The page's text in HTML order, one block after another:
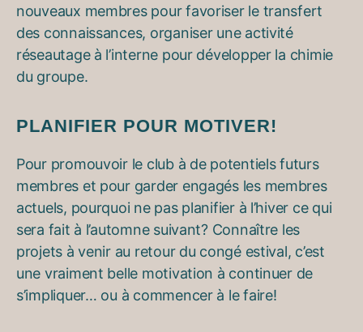
nouveaux membres pour favoriser le transfert
des connaissances, organiser une activité
réseautage à l’interne pour développer la chimie
du groupe.
PLANIFIER POUR MOTIVER!
Pour promouvoir le club à de potentiels futurs
membres et pour garder engagés les membres
actuels, pourquoi ne pas planifier à l’hiver ce qui
sera fait à l’automne suivant? Connaître les
projets à venir au retour du congé estival, c’est
une vraiment belle motivation à continuer de
s’impliquer… ou à commencer à le faire!